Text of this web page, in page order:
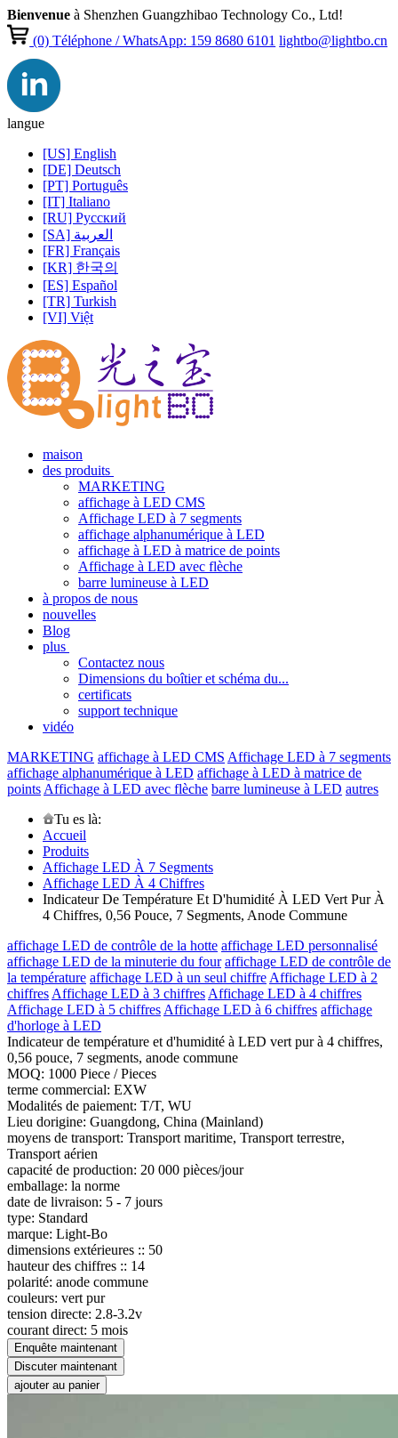
Bienvenue à Shenzhen Guangzhibao Technology Co., Ltd!
(0)Téléphone / WhatsApp: 159 8680 6101 lightbo@lightbo.cn
langue
[US] English
[DE] Deutsch
[PT] Português
[IT] Italiano
[RU] Pусский
[SA] العربية
[FR] Français
[KR] 한국의
[ES] Español
[TR] Turkish
[VI] Việt
maison
des produits
MARKETING
affichage à LED CMS
Affichage LED à 7 segments
affichage alphanumérique à LED
affichage à LED à matrice de points
Affichage à LED avec flèche
barre lumineuse à LED
à propos de nous
nouvelles
Blog
plus
Contactez nous
Dimensions du boîtier et schéma du...
certificats
support technique
vidéo
MARKETING affichage à LED CMS Affichage LED à 7 segments
affichage alphanumérique à LED affichage à LED à matrice de
points Affichage à LED avec flèche barre lumineuse à LED autres
Tu es là:
Accueil
Produits
Affichage LED À 7 Segments
Affichage LED À 4 Chiffres
Indicateur De Température Et D'humidité À LED Vert Pur À
4 Chiffres, 0,56 Pouce, 7 Segments, Anode Commune
affichage LED de contrôle de la hotte affichage LED personnalisé
affichage LED de la minuterie du four affichage LED de contrôle de
la température affichage LED à un seul chiffre Affichage LED à 2
chiffres Affichage LED à 3 chiffres Affichage LED à 4 chiffres
Affichage LED à 5 chiffres Affichage LED à 6 chiffres affichage
d'horloge à LED
Indicateur de température et d'humidité à LED vert pur à 4 chiffres,
0,56 pouce, 7 segments, anode commune
MOQ: 1000 Piece / Pieces
terme commercial: EXW
Modalités de paiement: T/T, WU
Lieu dorigine: Guangdong, China (Mainland)
moyens de transport: Transport maritime, Transport terrestre,
Transport aérien
capacité de production: 20 000 pièces/jour
emballage: la norme
date de livraison: 5 - 7 jours
type: Standard
marque: Light-Bo
dimensions extérieures :: 50
hauteur des chiffres :: 14
polarité: anode commune
couleurs: vert pur
tension directe: 2.8-3.2v
courant direct: 5 mois
Enquête maintenant
Discuter maintenant
ajouter au panier